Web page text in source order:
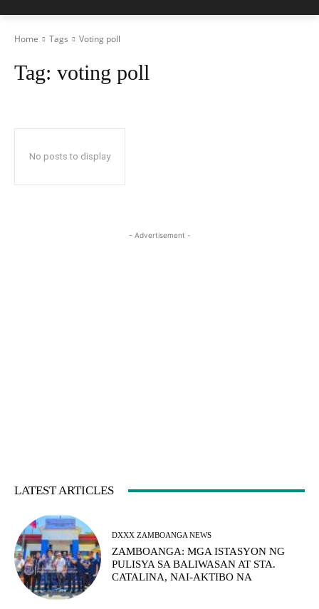
Home Tags Voting poll
Tag: voting poll
No posts to display
- Advertisement -
LATEST ARTICLES
DXXX ZAMBOANGA NEWS
ZAMBOANGA: MGA ISTASYON NG
PULISYA SA BALIWASAN AT STA.
CATALINA, NAI-AKTIBO NA